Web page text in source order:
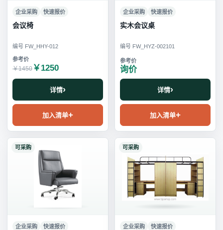
企业采购 快速报价
会议椅
编号 FW_HHY-012
￥1450 ￥1250
详情
加入清单
企业采购 快速报价
实木会议桌
编号 FW_HYZ-002101
询价
详情
加入清单
可采购
企业采购 快速报价
可采购
企业采购 快速报价